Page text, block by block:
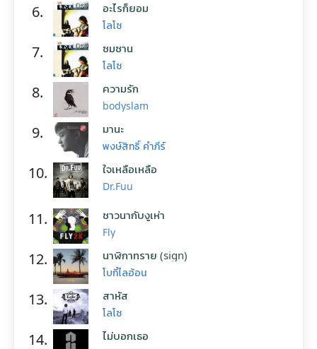
6. อะไรก็ยอม
โลโซ
7. ซมซาน
โลโซ
8. ความรัก
bodyslam
9. มานะ
พงษ์สิทธิ์ คำภีร์
10. ใจเหลือเหลือ
Dr.Fuu
11. ชาวนากับงูเห่า
Fly
12. นาฬิกาทราย (sign)
โบกี้ไลอ้อน
13. สาหัส
โลโซ
14. ไม่บอกเธอ